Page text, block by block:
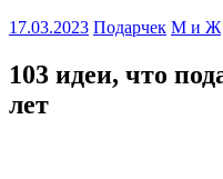
17.03.2023 Подарчек М и Ж
103 идеи, что
лет